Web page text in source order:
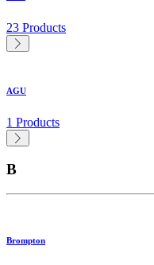
23 Products
AGU
1 Products
B
Brompton